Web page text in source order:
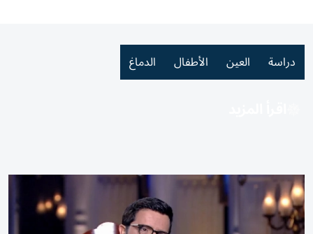
دراسة العين الأطفال الدماغ